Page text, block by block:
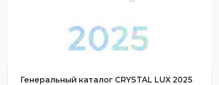
Генеральный каталог CRYSTAL LUX 2025